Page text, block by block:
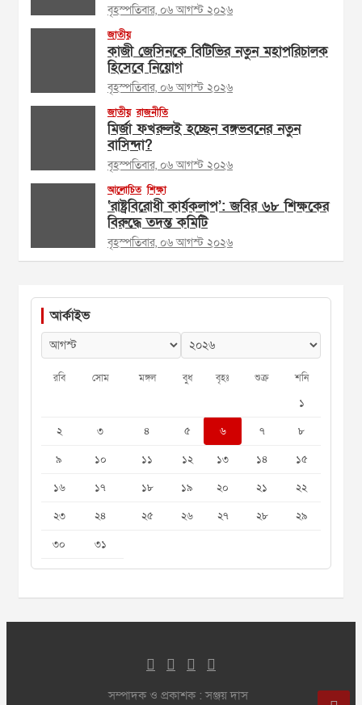
বৃহস্পতিবার, ০৬ আগস্ট ২০২৬
জাতীয়
কাজী জেসিনকে বিটিভির নতুন মহাপরিচালক
হিসেবে নিয়োগ
বৃহস্পতিবার, ০৬ আগস্ট ২০২৬
জাতীয় রাজনীতি
মির্জা ফখরুলই হচ্ছেন বঙ্গভবনের নতুন
বাসিন্দা?
বৃহস্পতিবার, ০৬ আগস্ট ২০২৬
আলোচিত শিক্ষা
‘রাষ্ট্রবিরোধী কার্যকলাপ’: জবির ৬৮ শিক্ষকের
বিরুদ্ধে তদন্ত কমিটি
বৃহস্পতিবার, ০৬ আগস্ট ২০২৬
আর্কাইভ
রবি সোম মঙ্গল বুধ বৃহঃ শুক্র শনি
১
২
৩ ৪ ৫ ৬ ৭
৮
৯
১০ ১১ ১২ ১৩ ১৪
১৫
১৬
১৭ ১৮ ১৯ ২০ ২১
২২
২৩
২৪ ২৫ ২৬ ২৭ ২৮
২৯
৩০
৩১
সম্পাদক ও প্রকাশক : সঞ্জয় দাস